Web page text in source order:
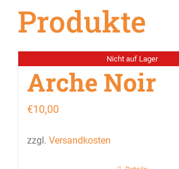
Produkte
Nicht auf Lager
Arche Noir
€10,00
zzgl. Versandkosten